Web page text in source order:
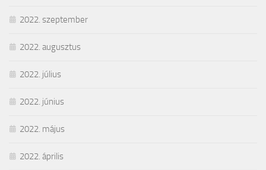
2022. szeptember
2022. augusztus
2022. július
2022. június
2022. május
2022. április